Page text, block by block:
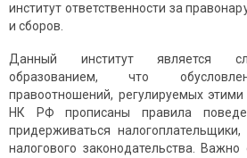
институт ответственности за
и сборов.
Данный институт является
образованием, что
правоотношений, регулируемых
НК РФ прописаны правила
придерживаться
налогового законодательства.